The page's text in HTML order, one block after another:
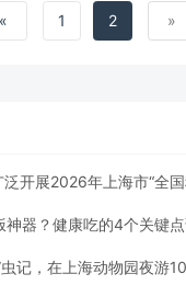
« 1 2 »
泛开展2026年上海市“全
神器？健康吃的4个关键
记，在上海动物园夜游